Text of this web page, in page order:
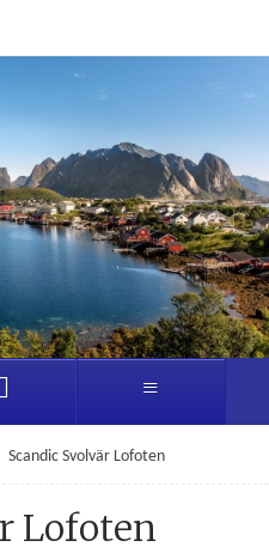
Scandic Svolvär Lofoten
Lofoten